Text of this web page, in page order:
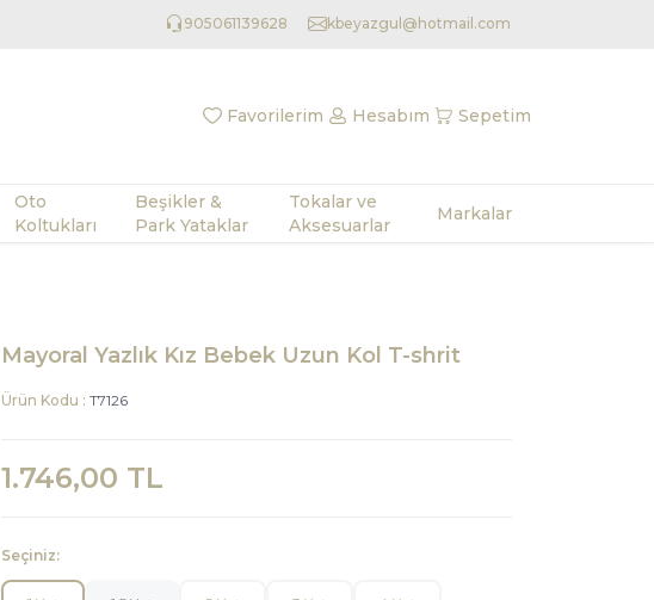
905061139628 kbeyazgul@hotmail.com
Favorilerim Hesabım Sepetim
Oto
Koltukları
Beşikler &
Park Yataklar
Tokalar ve
Aksesuarlar
Markalar
Mayoral Yazlık Kız Bebek Uzun Kol T-shrit
Ürün Kodu : T7126
1.746,00 TL
Seçiniz: